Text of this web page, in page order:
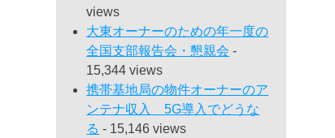
views
大東オーナーのための年一度の
全国支部報告会・懇親会 -
15,344 views
携帯基地局の物件オーナーのア
ンテナ収入 5G導入でどうな
る - 15,146 views